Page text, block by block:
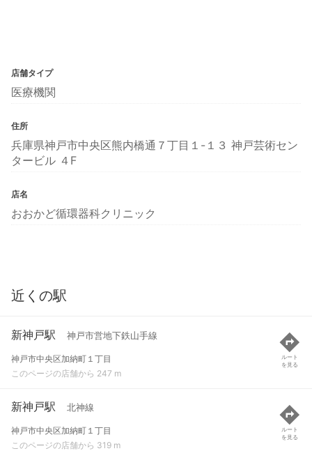
店舗タイプ
医療機関
住所
兵庫県神戸市中央区熊内橋通７丁目１-１３ 神戸芸術セン
タービル ４F
店名
おおかど循環器科クリニック
近くの駅
新神戸駅 神戸市営地下鉄山手線
神戸市中央区加納町１丁目
このページの店舗から 247 m
ルート
を見る
新神戸駅 北神線
神戸市中央区加納町１丁目
このページの店舗から 319 m
ルート
を見る